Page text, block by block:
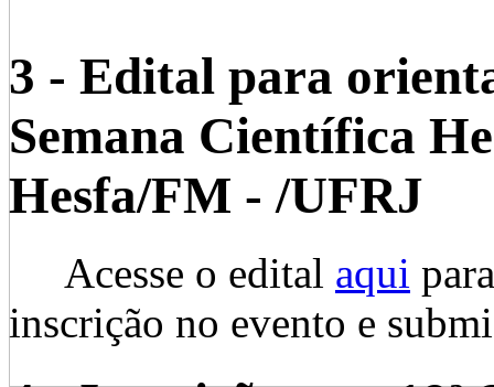
3 - Edital para
Semana Científica
Hesfa/FM - /UFRJ
Acesse o edital aqui
inscrição no evento e